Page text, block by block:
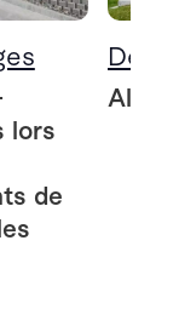
lors
de
Allée